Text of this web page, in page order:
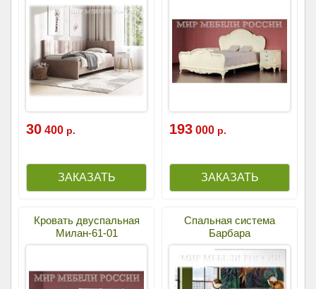
30 400 р. 193 000 р.
Кровать двуспальная
Милан-61-01
Спальная система
Барбара